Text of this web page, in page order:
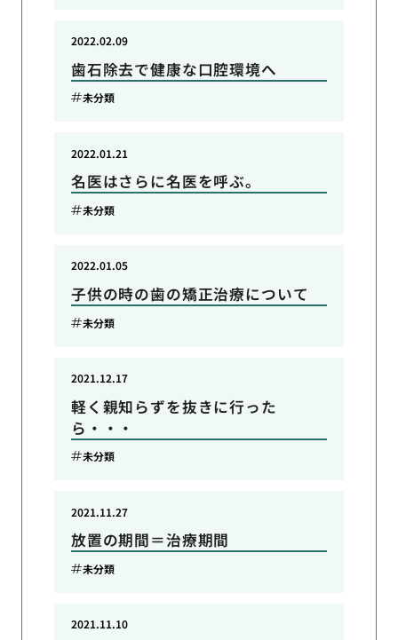
歯石除去で健康な口腔環境へ
2022.02.09
未分類
名医はさらに名医を呼ぶ。
2022.01.21
未分類
子供の時の歯の矯正治療について
2022.01.05
未分類
軽く親知らずを抜きに行った
ら・・・
2021.12.17
未分類
放置の期間＝治療期間
2021.11.27
未分類
2021.11.10